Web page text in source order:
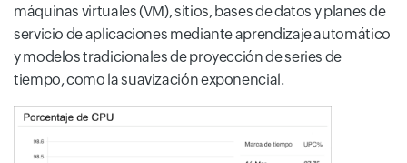
máquinas virtuales (VM), sitios, bases de datos y planes de
servicio de aplicaciones mediante aprendizaje automático
y modelos tradicionales de proyección de series de
tiempo, como la suavización exponencial.